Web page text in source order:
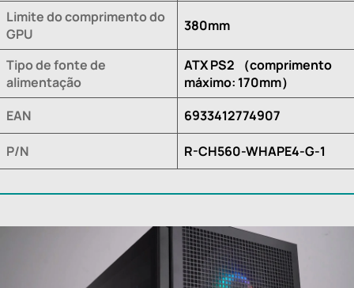
Limite do comprimento do
GPU
380mm
Tipo de fonte de
alimentação
ATX PS2 （comprimento
máximo: 170mm）
EAN
6933412774907
P/N R-CH560-WHAPE4-G-1